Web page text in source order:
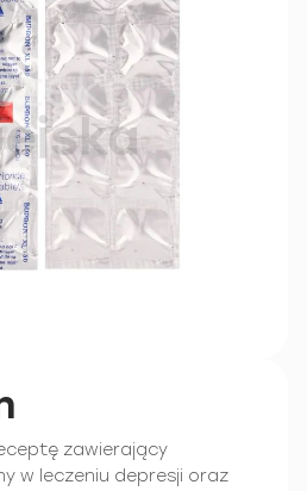
zawierający
w leczeniu depresji oraz